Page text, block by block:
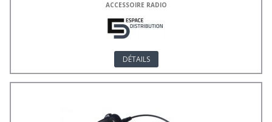
ACCESSOIRE RADIO
DÉTAILS